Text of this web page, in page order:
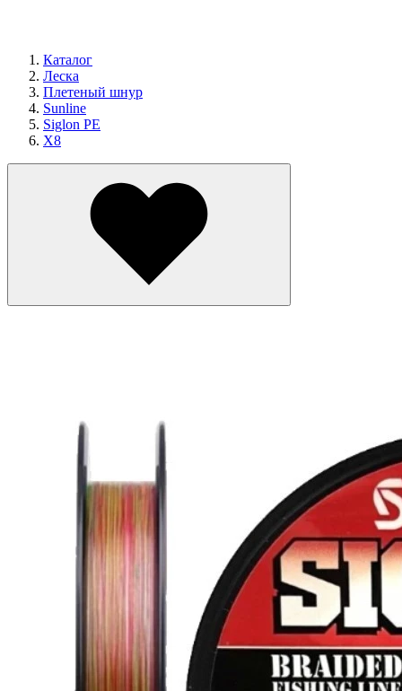
Каталог
Леска
Плетеный шнур
Sunline
Siglon PE
X8